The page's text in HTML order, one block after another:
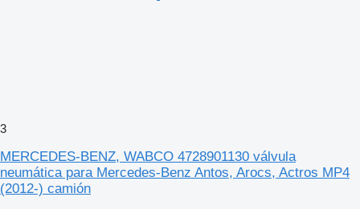
3
MERCEDES-BENZ, WABCO 4728901130 válvula
neumática para Mercedes-Benz Antos, Arocs, Actros MP4
(2012-) camión